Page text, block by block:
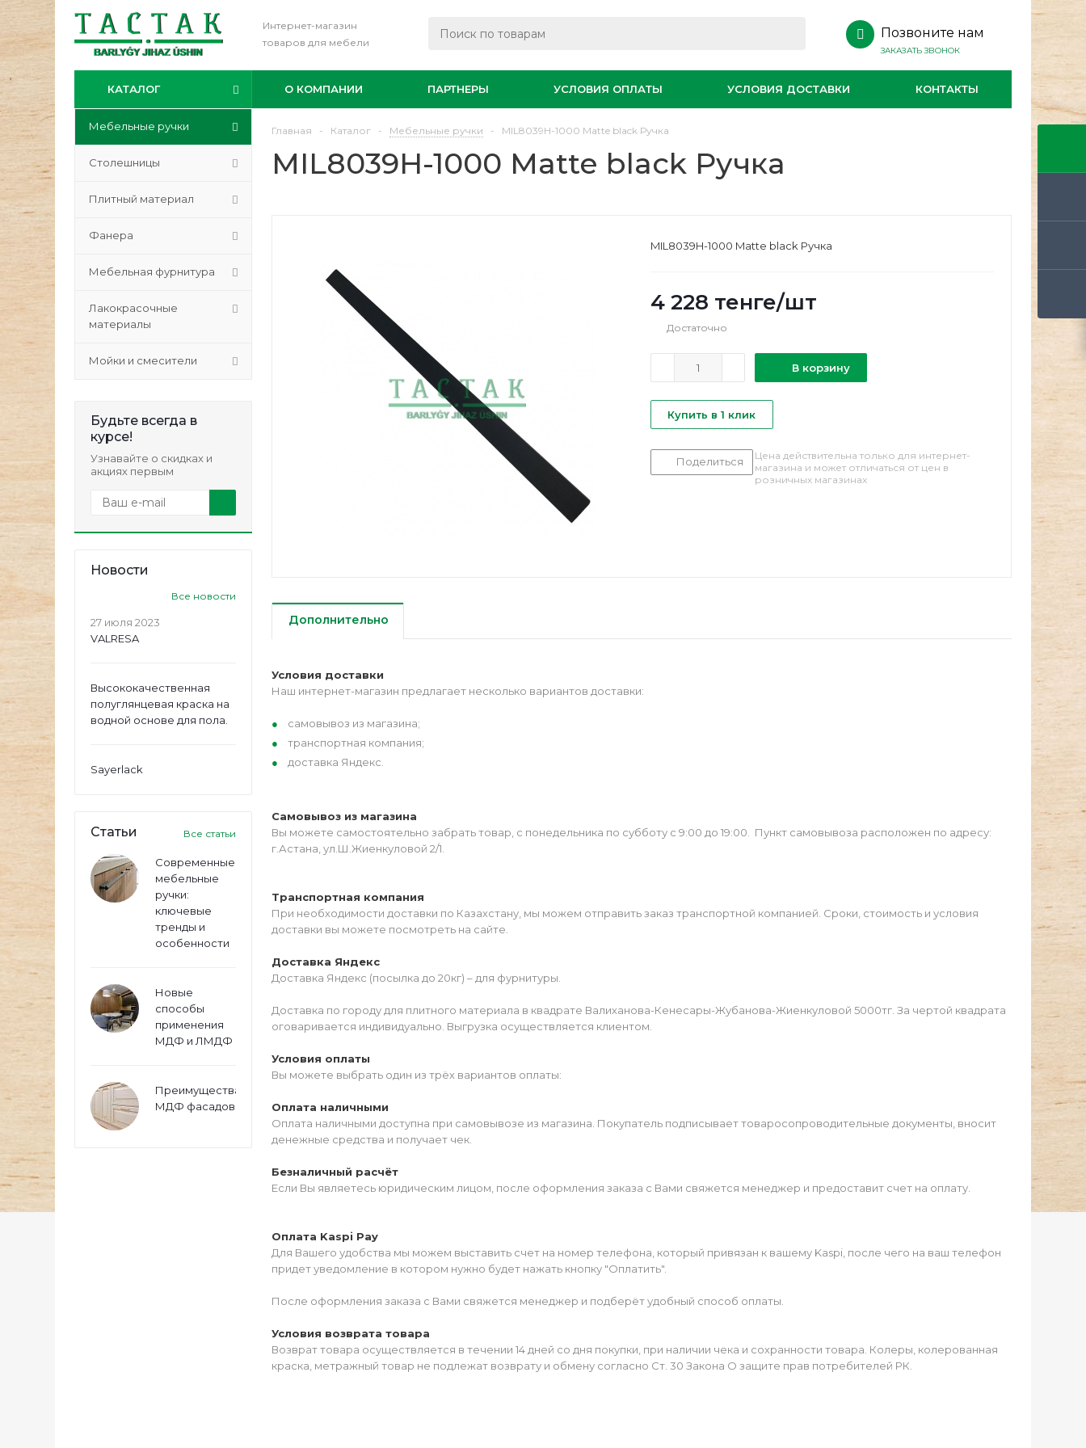
Интернет-магазин
товаров для мебели
Позвоните нам
ЗАКАЗАТЬ ЗВОНОК
КАТАЛОГ О КОМПАНИИ ПАРТНЕРЫ УСЛОВИЯ ОПЛАТЫ УСЛОВИЯ ДОСТАВКИ КОНТАКТЫ
Мебельные ручки
Столешницы
Плитный материал
Фанера
Мебельная фурнитура
Лакокрасочные
материалы
Мойки и смесители
Будьте всегда в
курсе!
Узнавайте о скидках и
акциях первым
Новости
Все новости
27 июля 2023
VALRESA
Высококачественная
полуглянцевая краска на
водной основе для пола.
Sayerlack
Статьи Все статьи
Современные
мебельные
ручки:
ключевые
тренды и
особенности
Новые
способы
применения
МДФ и ЛМДФ
Преимущества
МДФ фасадов
Главная - Каталог - Мебельные ручки - MIL8039H-1000 Matte black Ручка
MIL8039H-1000 Matte black Ручка
MIL8039H-1000 Matte black Ручка
4 228 тенге/шт
Достаточно
В корзину
Купить в 1 клик
Поделиться
Цена действительна только для интернет-
магазина и может отличаться от цен в
розничных магазинах
Дополнительно
Условия доставки
Наш интернет-магазин предлагает несколько вариантов доставки:
самовывоз из магазина;
транспортная компания;
доставка Яндекс.
Самовывоз из магазина
Вы можете самостоятельно забрать товар, с понедельника по субботу с 9:00 до 19:00. Пункт самовывоза расположен по адресу:
г.Астана, ул.Ш.Жиенкуловой 2/1.
Транспортная компания
При необходимости доставки по Казахстану, мы можем отправить заказ транспортной компанией. Сроки, стоимость и условия
доставки вы можете посмотреть на сайте.
Доставка Яндекс
Доставка Яндекс (посылка до 20кг) – для фурнитуры.
Доставка по городу для плитного материала в квадрате Валиханова-Кенесары-Жубанова-Жиенкуловой 5000тг. За чертой квадрата
оговаривается индивидуально. Выгрузка осуществляется клиентом.
Условия оплаты
Вы можете выбрать один из трёх вариантов оплаты:
Оплата наличными
Оплата наличными доступна при самовывозе из магазина. Покупатель подписывает товаросопроводительные документы, вносит
денежные средства и получает чек.
Безналичный расчёт
Если Вы являетесь юридическим лицом, после оформления заказа с Вами свяжется менеджер и предоставит счет на оплату.
Оплата Kaspi Pay
Для Вашего удобства мы можем выставить счет на номер телефона, который привязан к вашему Kaspi, после чего на ваш телефон
придет уведомление в котором нужно будет нажать кнопку "Оплатить".
После оформления заказа с Вами свяжется менеджер и подберёт удобный способ оплаты.
Условия возврата товара
Возврат товара осуществляется в течении 14 дней со дня покупки, при наличии чека и сохранности товара. Колеры, колерованная
краска, метражный товар не подлежат возврату и обмену согласно Ст. 30 Закона О защите прав потребителей РК.